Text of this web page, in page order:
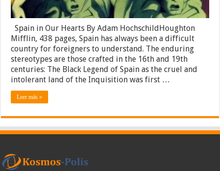
Spain in Our Hearts By Adam HochschildHoughton
Mifflin, 438 pages, Spain has always been a difficult
country for foreigners to understand. The enduring
stereotypes are those crafted in the 16th and 19th
centuries: The Black Legend of Spain as the cruel and
intolerant land of the Inquisition was first …
Leer más »